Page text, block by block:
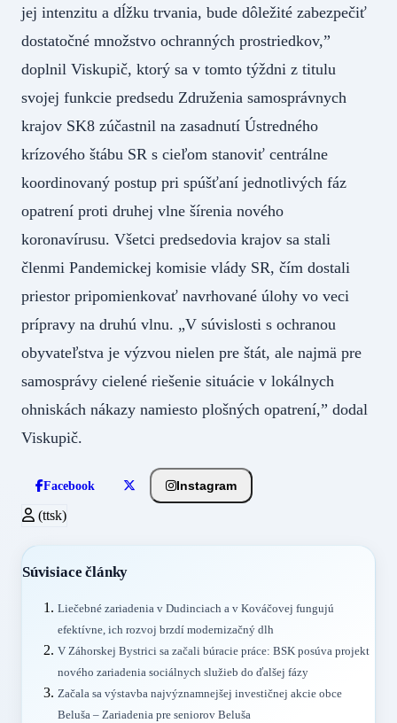
jej intenzitu a dĺžku trvania, bude dôležité zabezpečiť
dostatočné množstvo ochranných prostriedkov,”
doplnil Viskupič, ktorý sa v tomto týždni z titulu
svojej funkcie predsedu Združenia samosprávnych
krajov SK8 zúčastnil na zasadnutí Ústredného
krízového štábu SR s cieľom stanoviť centrálne
koordinovaný postup pri spúšťaní jednotlivých fáz
opatrení proti druhej vlne šírenia nového
koronavírusu. Všetci predsedovia krajov sa stali
členmi Pandemickej komisie vlády SR, čím dostali
priestor pripomienkovať navrhované úlohy vo veci
prípravy na druhú vlnu. „V súvislosti s ochranou
obyvateľstva je výzvou nielen pre štát, ale najmä pre
samosprávy cielené riešenie situácie v lokálnych
ohniskách nákazy namiesto plošných opatrení,” dodal
Viskupič.
Facebook Instagram
(ttsk)
Súvisiace články
Liečebné zariadenia v Dudinciach a v Kováčovej fungujú
efektívne, ich rozvoj brzdí modernizačný dlh
V Záhorskej Bystrici sa začali búracie práce: BSK posúva projekt
nového zariadenia sociálnych služieb do ďalšej fázy
Začala sa výstavba najvýznamnejšej investičnej akcie obce
Beluša – Zariadenia pre seniorov Beluša